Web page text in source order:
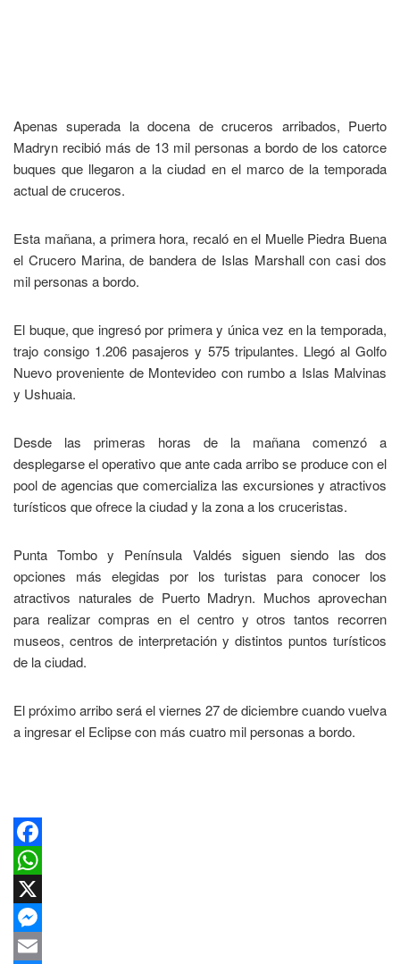
Apenas superada la docena de cruceros arribados, Puerto
Madryn recibió más de 13 mil personas a bordo de los catorce
buques que llegaron a la ciudad en el marco de la temporada
actual de cruceros.
Esta mañana, a primera hora, recaló en el Muelle Piedra Buena
el Crucero Marina, de bandera de Islas Marshall con casi dos
mil personas a bordo.
El buque, que ingresó por primera y única vez en la temporada,
trajo consigo 1.206 pasajeros y 575 tripulantes. Llegó al Golfo
Nuevo proveniente de Montevideo con rumbo a Islas Malvinas
y Ushuaia.
Desde las primeras horas de la mañana comenzó a
desplegarse el operativo que ante cada arribo se produce con el
pool de agencias que comercializa las excursiones y atractivos
turísticos que ofrece la ciudad y la zona a los cruceristas.
Punta Tombo y Península Valdés siguen siendo las dos
opciones más elegidas por los turistas para conocer los
atractivos naturales de Puerto Madryn. Muchos aprovechan
para realizar compras en el centro y otros tantos recorren
museos, centros de interpretación y distintos puntos turísticos
de la ciudad.
El próximo arribo será el viernes 27 de diciembre cuando vuelva
a ingresar el Eclipse con más cuatro mil personas a bordo.
Facebook
WhatsApp
X
Messenger